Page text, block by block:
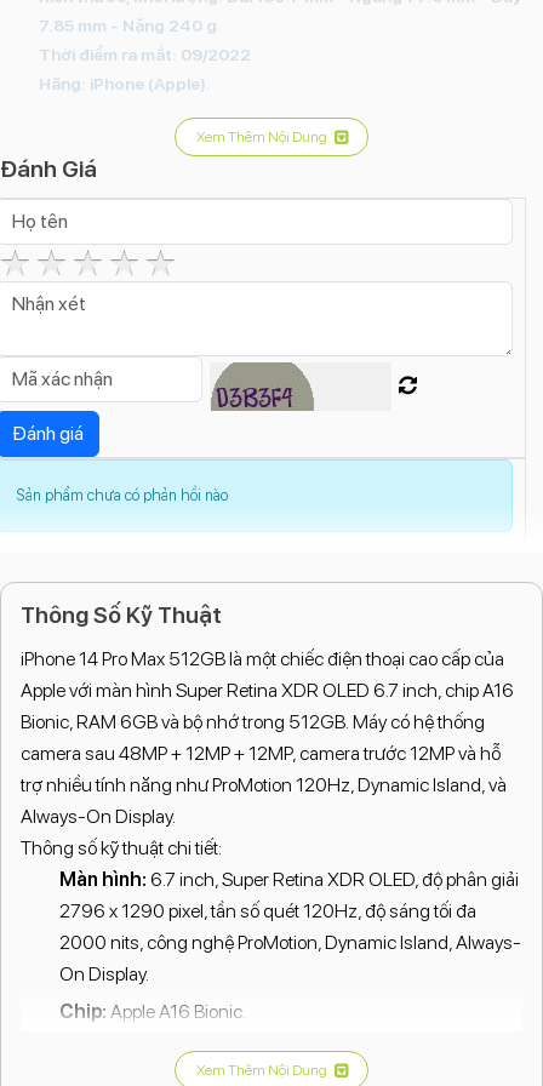
7.85 mm - Nặng 240 g
Thời điểm ra mắt: 09/2022
Hãng: iPhone (Apple).
Xem Thêm Nội Dung
Đánh Giá
Sản phẩm chưa có phản hồi nào
Thông Số Kỹ Thuật
iPhone 14 Pro Max 512GB là một chiếc điện thoại cao cấp của
Apple với màn hình Super Retina XDR OLED 6.7 inch, chip A16
Bionic, RAM 6GB và bộ nhớ trong 512GB. Máy có hệ thống
camera sau 48MP + 12MP + 12MP, camera trước 12MP và hỗ
trợ nhiều tính năng như ProMotion 120Hz, Dynamic Island, và
Always-On Display.
Thông số kỹ thuật chi tiết:
Màn hình: 6.7 inch, Super Retina XDR OLED, độ phân giải
2796 x 1290 pixel, tần số quét 120Hz, độ sáng tối đa
2000 nits, công nghệ ProMotion, Dynamic Island, Always-
On Display.
Chip: Apple A16 Bionic.
Xem Thêm Nội Dung